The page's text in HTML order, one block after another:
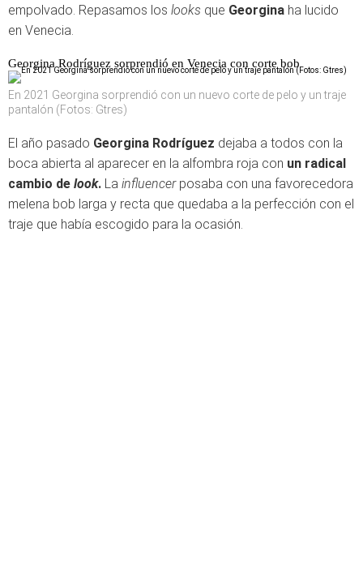
empolvado. Repasamos los looks que Georgina ha lucido
en Venecia.
Georgina Rodríguez sorprendió en Venecia con corte bob
En 2021 Georgina sorprendió con un nuevo corte de pelo y un traje
pantalón (Fotos: Gtres)
El año pasado Georgina Rodríguez dejaba a todos con la
boca abierta al aparecer en la alfombra roja con un radical
cambio de look. La influencerposaba con una favorecedora
melena bob larga y recta que quedaba a la perfección con el
traje que había escogido para la ocasión.